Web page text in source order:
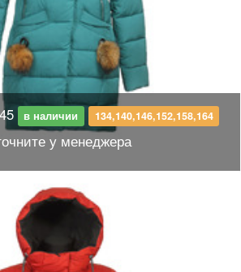
в наличии 134,140,146,152,158,164
у менеджера